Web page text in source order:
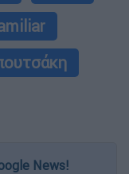
News!